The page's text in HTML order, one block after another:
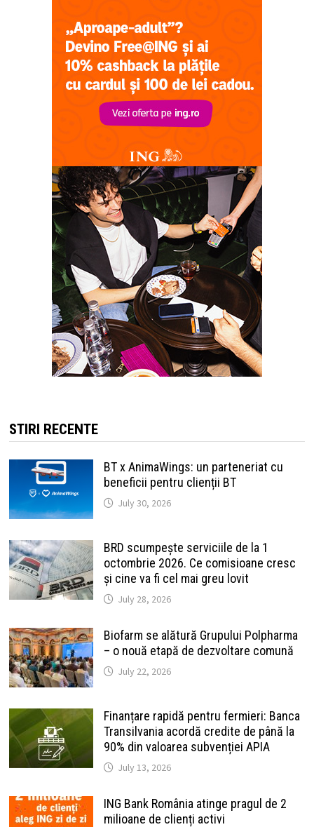
STIRI RECENTE
BT x AnimaWings: un parteneriat cu
beneficii pentru clienții BT
July 30, 2026
BRD scumpește serviciile de la 1
octombrie 2026. Ce comisioane cresc
și cine va fi cel mai greu lovit
July 28, 2026
Biofarm se alătură Grupului Polpharma
– o nouă etapă de dezvoltare comună
July 22, 2026
Finanțare rapidă pentru fermieri: Banca
Transilvania acordă credite de până la
90% din valoarea subvenției APIA
July 13, 2026
ING Bank România atinge pragul de 2
milioane de clienți activi